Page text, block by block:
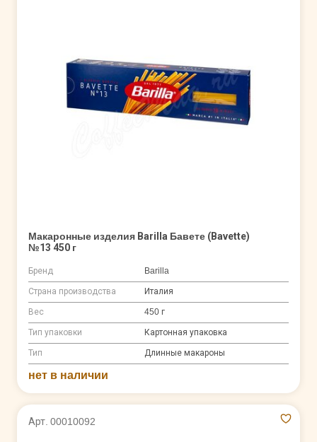
Макаронные изделия Barilla Бавете (Bavette)
№13 450 г
Бренд Barilla
Страна производства Италия
Вес 450 г
Тип упаковки Картонная упаковка
Тип Длинные макароны
нет в наличии
Арт. 00010092